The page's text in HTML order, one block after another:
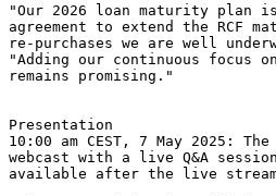
"Our 2026 loan maturity plan is
agreement to extend the RCF
re-purchases we are well
"Adding our continuous focus
remains promising."
Presentation
10:00 am CEST, 7 May 2025:
webcast with a live Q&A
available after the live